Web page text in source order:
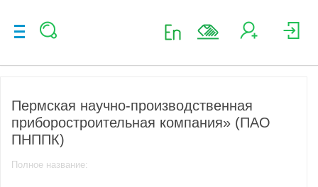
Пермская научно-производственная
приборостроительная компания» (ПАО
ПНППК)
Полное название: